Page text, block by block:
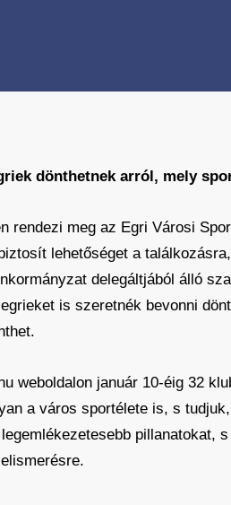
dönthetnek arról, mely
rendezi meg az Egri Városi
lehetőséget a
delegáltjából álló
is szeretnék bevonni
weboldalon január 10-éig 32
a város sportélete is, s
pillanatokat,